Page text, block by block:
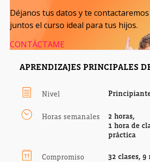
Déjanos tus datos y te
juntos el curso ideal para tus hijos.
CONTÁCTAME
APRENDIZAJES PRINCIPALES
Nivel
Horas semanales
2 horas,
1 hora de
práctica
Compromiso 32 clases, 9